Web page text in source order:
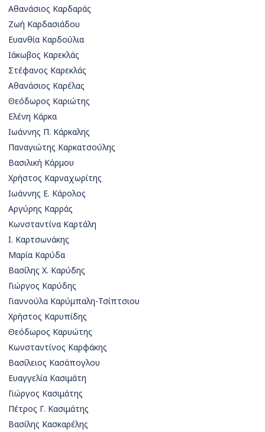
Αθανάσιος Καρδαράς
Ζωή Καρδασιάδου
Ευανθία Καρδούλια
Ιάκωβος Καρεκλάς
Στέφανος Καρεκλάς
Αθανάσιος Καρέλας
Θεόδωρος Καριώτης
Ελένη Κάρκα
Ιωάννης Π. Κάρκαλης
Παναγιώτης Καρκατσούλης
Βασιλική Κάρμου
Χρήστος Καρναχωρίτης
Ιωάννης Ε. Κάρολος
Αργύρης Καρράς
Κωνσταντίνα Καρτάλη
Ι. Καρτσωνάκης
Μαρία Καρύδα
Βασίλης Χ. Καρύδης
Γιώργος Καρύδης
Γιαννούλα Καρύμπαλη-Τσίπτσιου
Χρήστος Καρυπίδης
Θεόδωρος Καρυώτης
Κωνσταντίνος Καρφάκης
Βασίλειος Κασάπογλου
Ευαγγελία Κασιμάτη
Γιώργος Κασιμάτης
Πέτρος Γ. Κασιμάτης
Βασίλης Κασκαρέλης